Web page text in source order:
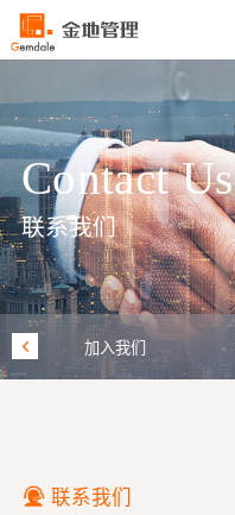
Contact Us
联系我们
加入我们
联系我们